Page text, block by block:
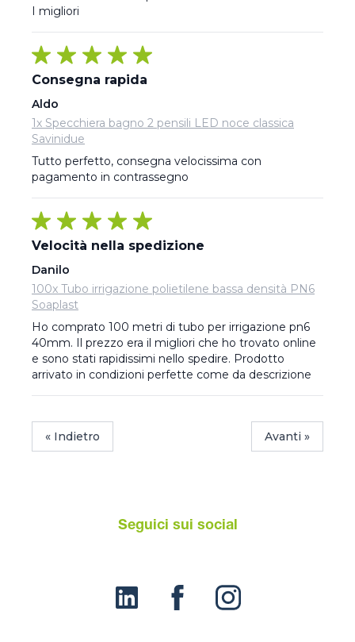
I migliori
Consegna rapida
Aldo
1x Specchiera bagno 2 pensili LED noce classica
Savinidue
Tutto perfetto, consegna velocissima con
pagamento in contrassegno
Velocità nella spedizione
Danilo
100x Tubo irrigazione polietilene bassa densità PN6
Soaplast
Ho comprato 100 metri di tubo per irrigazione pn6
40mm. Il prezzo era il migliori che ho trovato online
e sono stati rapidissimi nello spedire. Prodotto
arrivato in condizioni perfette come da descrizione
« Indietro Avanti »
Seguici sui social